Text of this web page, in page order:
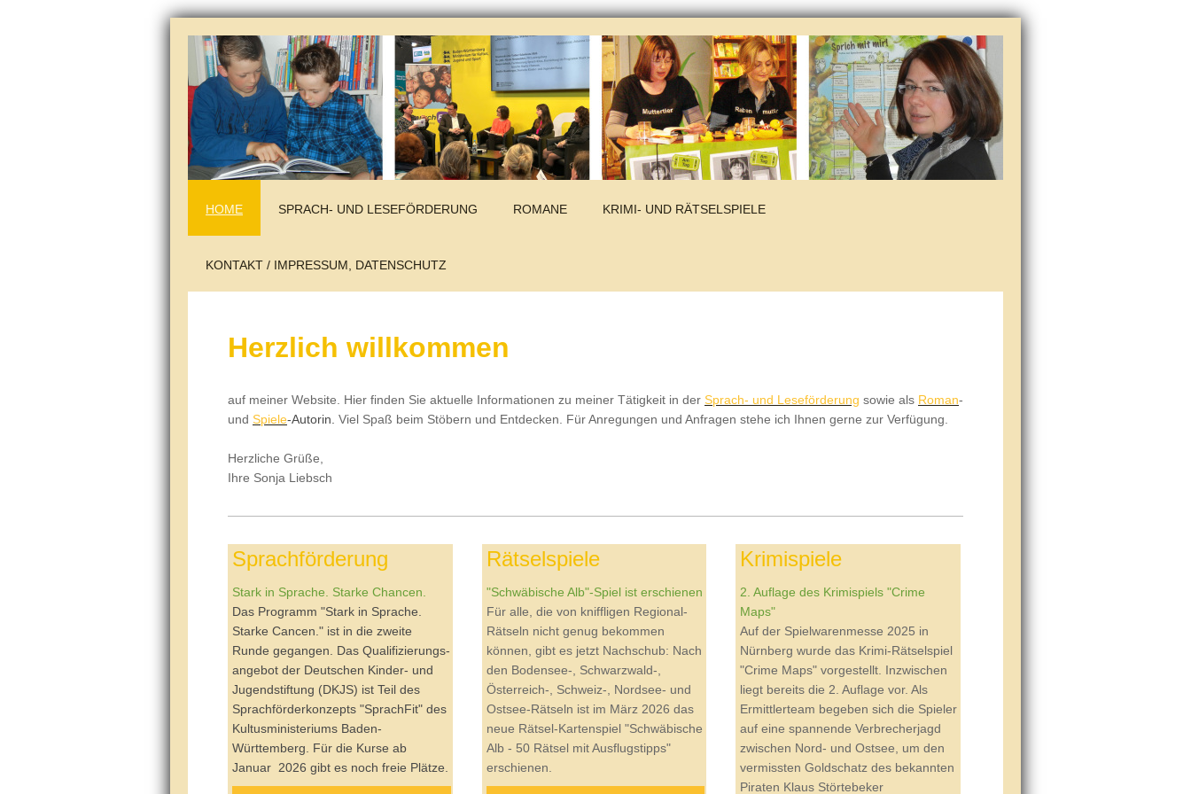
HOME SPRACH- UND LESEFÖRDERUNG ROMANE KRIMI- UND RÄTSELSPIELE
KONTAKT / IMPRESSUM, DATENSCHUTZ
Herzlich willkommen
auf meiner Website. Hier finden Sie aktuelle Informationen zu meiner Tätigkeit in der Sprach- und Leseförderung sowie als Roman-
und Spiele-Autorin. Viel Spaß beim Stöbern und Entdecken. Für Anregungen und Anfragen stehe ich Ihnen gerne zur Verfügung.
Herzliche Grüße,
Ihre Sonja Liebsch
Sprachförderung
Stark in Sprache. Starke Chancen.
Das Programm "Stark in Sprache.
Starke Cancen." ist in die zweite
Runde gegangen. Das Qualifizierungs­
angebot der Deutschen Kinder- und
Jugendstiftung (DKJS) ist Teil des
Sprachförderkonzepts "SprachFit" des
Kultusministeriums Baden-
Württemberg. Für die Kurse ab
Januar 2026 gibt es noch freie Plätze.
Rätselspiele
"Schwäbische Alb"-Spiel ist erschienen
Für alle, die von kniffligen Regional-
Rätseln nicht genug bekommen
können, gibt es jetzt Nachschub: Nach
den Bodensee-, Schwarzwald-,
Österreich-, Schweiz-, Nordsee- und
Ostsee-Rätseln ist im März 2026 das
neue Rätsel-Kartenspiel "Schwäbische
Alb - 50 Rätsel mit Ausflugstipps"
erschienen.
Krimispiele
2. Auflage des Krimispiels "Crime
Maps"
Auf der Spielwarenmesse 2025 in
Nürnberg wurde das Krimi-Rätselspiel
"Crime Maps" vorgestellt. Inzwischen
liegt bereits die 2. Auflage vor. Als
Ermittlerteam begeben sich die Spieler
auf eine spannende Verbrecherjagd
zwischen Nord- und Ostsee, um den
vermissten Goldschatz des bekannten
Piraten Klaus Störtebeker